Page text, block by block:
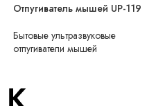
НЕТ В НАЛИЧИИ
Отпугиватель мышей UP-119
Бытовые ультразвуковые
отпугиватели мышей